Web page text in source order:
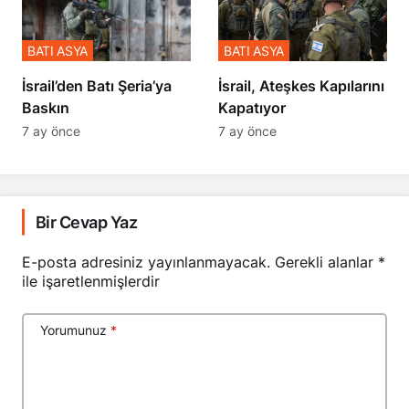
​​​​​​​İsrail’den Batı Şeria’ya
Baskın
BATI ASYA
7 ay önce
İsrail, Ateşkes Kapılarını
Kapatıyor
BATI ASYA
7 ay önce
Bir Cevap Yaz
E-posta adresiniz yayınlanmayacak. Gerekli alanlar *
ile işaretlenmişlerdir
Yorumunuz *